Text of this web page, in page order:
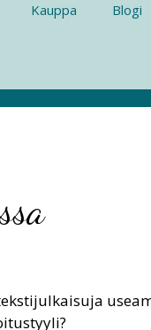
Kauppa Blogi